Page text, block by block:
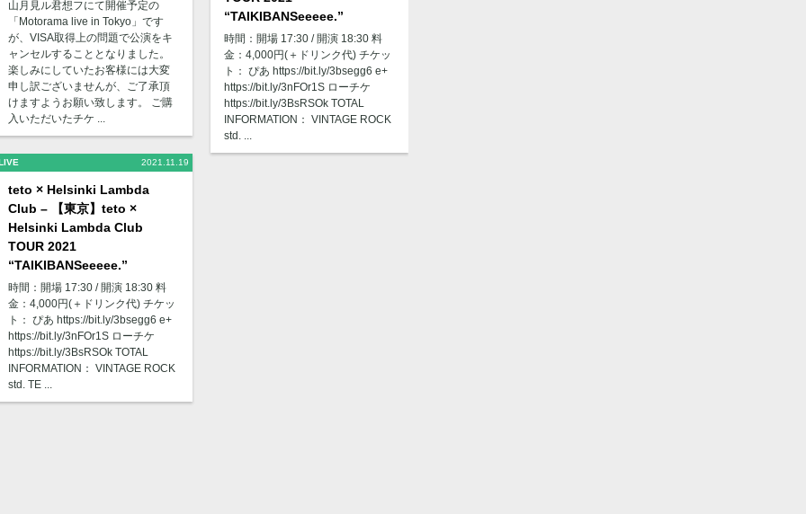
山月見ル君想フにて開催予定の
「Motorama live in Tokyo」です
が、VISA取得上の問題で公演をキ
ャンセルすることとなりました。
楽しみにしていたお客様には大変
申し訳ございませんが、ご了承頂
けますようお願い致します。 ご購
入いただいたチケ ...
2021.11.19
teto × Helsinki Lambda
Club – 【東京】teto ×
Helsinki Lambda Club
TOUR 2021
“TAIKIBANSeeeee.”
時間：開場 17:30 / 開演 18:30 料
金：4,000円(＋ドリンク代) チケッ
ト： ぴあ https://bit.ly/3bsegg6 e+
https://bit.ly/3nFOr1S ローチケ
https://bit.ly/3BsRSOk TOTAL
INFORMATION： VINTAGE ROCK
std. TE ...
“TAIKIBANSeeeee.”
時間：開場 17:30 / 開演 18:30 料
金：4,000円(＋ドリンク代) チケッ
ト： ぴあ https://bit.ly/3bsegg6 e+
https://bit.ly/3nFOr1S ローチケ
https://bit.ly/3BsRSOk TOTAL
INFORMATION： VINTAGE ROCK
std. ...